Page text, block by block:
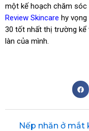
một kế hoạch chăm sóc
Review Skincare hy
30 tốt nhất thị trường
làn của mình.
Prev
Nếp nhăn ở mắt